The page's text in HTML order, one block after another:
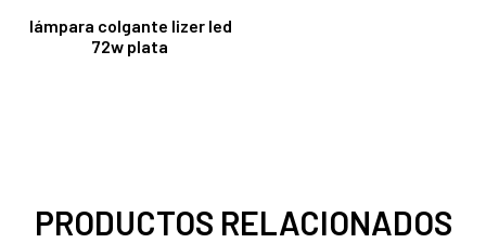
lámpara colgante lizer led
72w plata
PRODUCTOS RELACIONADOS